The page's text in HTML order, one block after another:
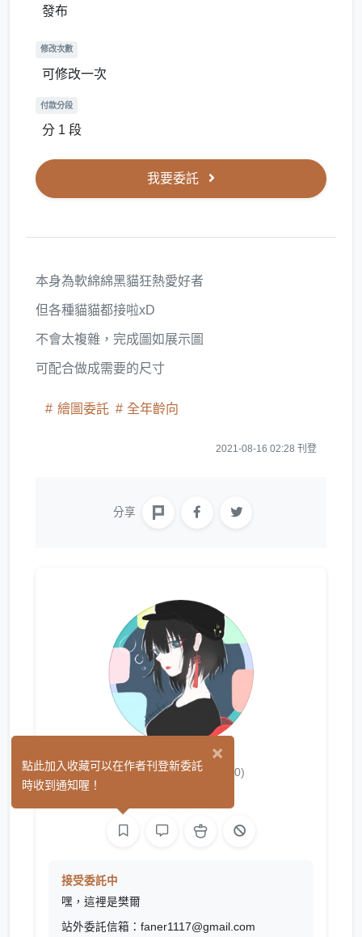
發布
修改次數
可修改一次
付款分段
分 1 段
我要委託
本身為軟綿綿黑貓狂熱愛好者
但各種貓貓都接啦xD
不會太複雜，完成圖如展示圖
可配合做成需要的尺寸
繪圖委託 全年齡向
2021-08-16 02:28 刊登
分享
樊爾/FanEr (0)
接受委託中
嘿，這裡是樊爾
站外委託信箱：faner1117@gmail.com
×
點此加入收藏可以在作者刊登新委託
時收到通知喔！